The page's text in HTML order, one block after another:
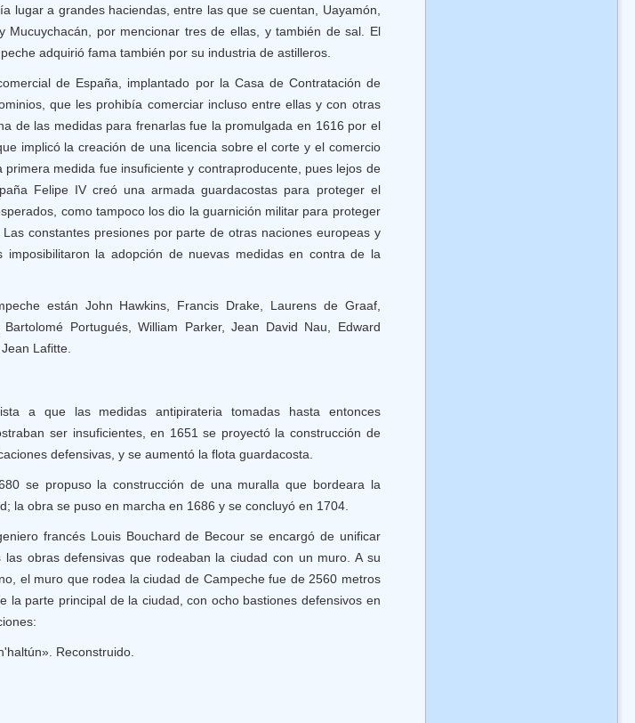
lugar a grandes haciendas, entre las que se cuentan, Uayamón,
Mucuychacán, por mencionar tres de ellas, y también de sal. El
adquirió fama también por su industria de astilleros.
de España, implantado por la Casa de Contratación de
que les prohibía comerciar incluso entre ellas y con otras
de las medidas para frenarlas fue la promulgada en 1616 por el
implicó la creación de una licencia sobre el corte y el comercio
primera medida fue insuficiente y contraproducente, pues lejos de
Felipe IV creó una armada guardacostas para proteger el
como tampoco los dio la guarnición militar para proteger
constantes presiones por parte de otras naciones europeas y
imposibilitaron la adopción de nuevas medidas en contra de la
están John Hawkins, Francis Drake, Laurens de Graaf,
Portugués, William Parker, Jean David Nau, Edward
Lafitte.
a que las medidas antipirateria tomadas hasta entonces
ser insuficientes, en 1651 se proyectó la construcción de
defensivas, y se aumentó la flota guardacosta.
se propuso la construcción de una muralla que bordeara la
la obra se puso en marcha en 1686 y se concluyó en 1704.
francés Louis Bouchard de Becour se encargó de unificar
las obras defensivas que rodeaban la ciudad con un muro. A su
el muro que rodea la ciudad de Campeche fue de 2560 metros
parte principal de la ciudad, con ocho bastiones defensivos en
Reconstruido.